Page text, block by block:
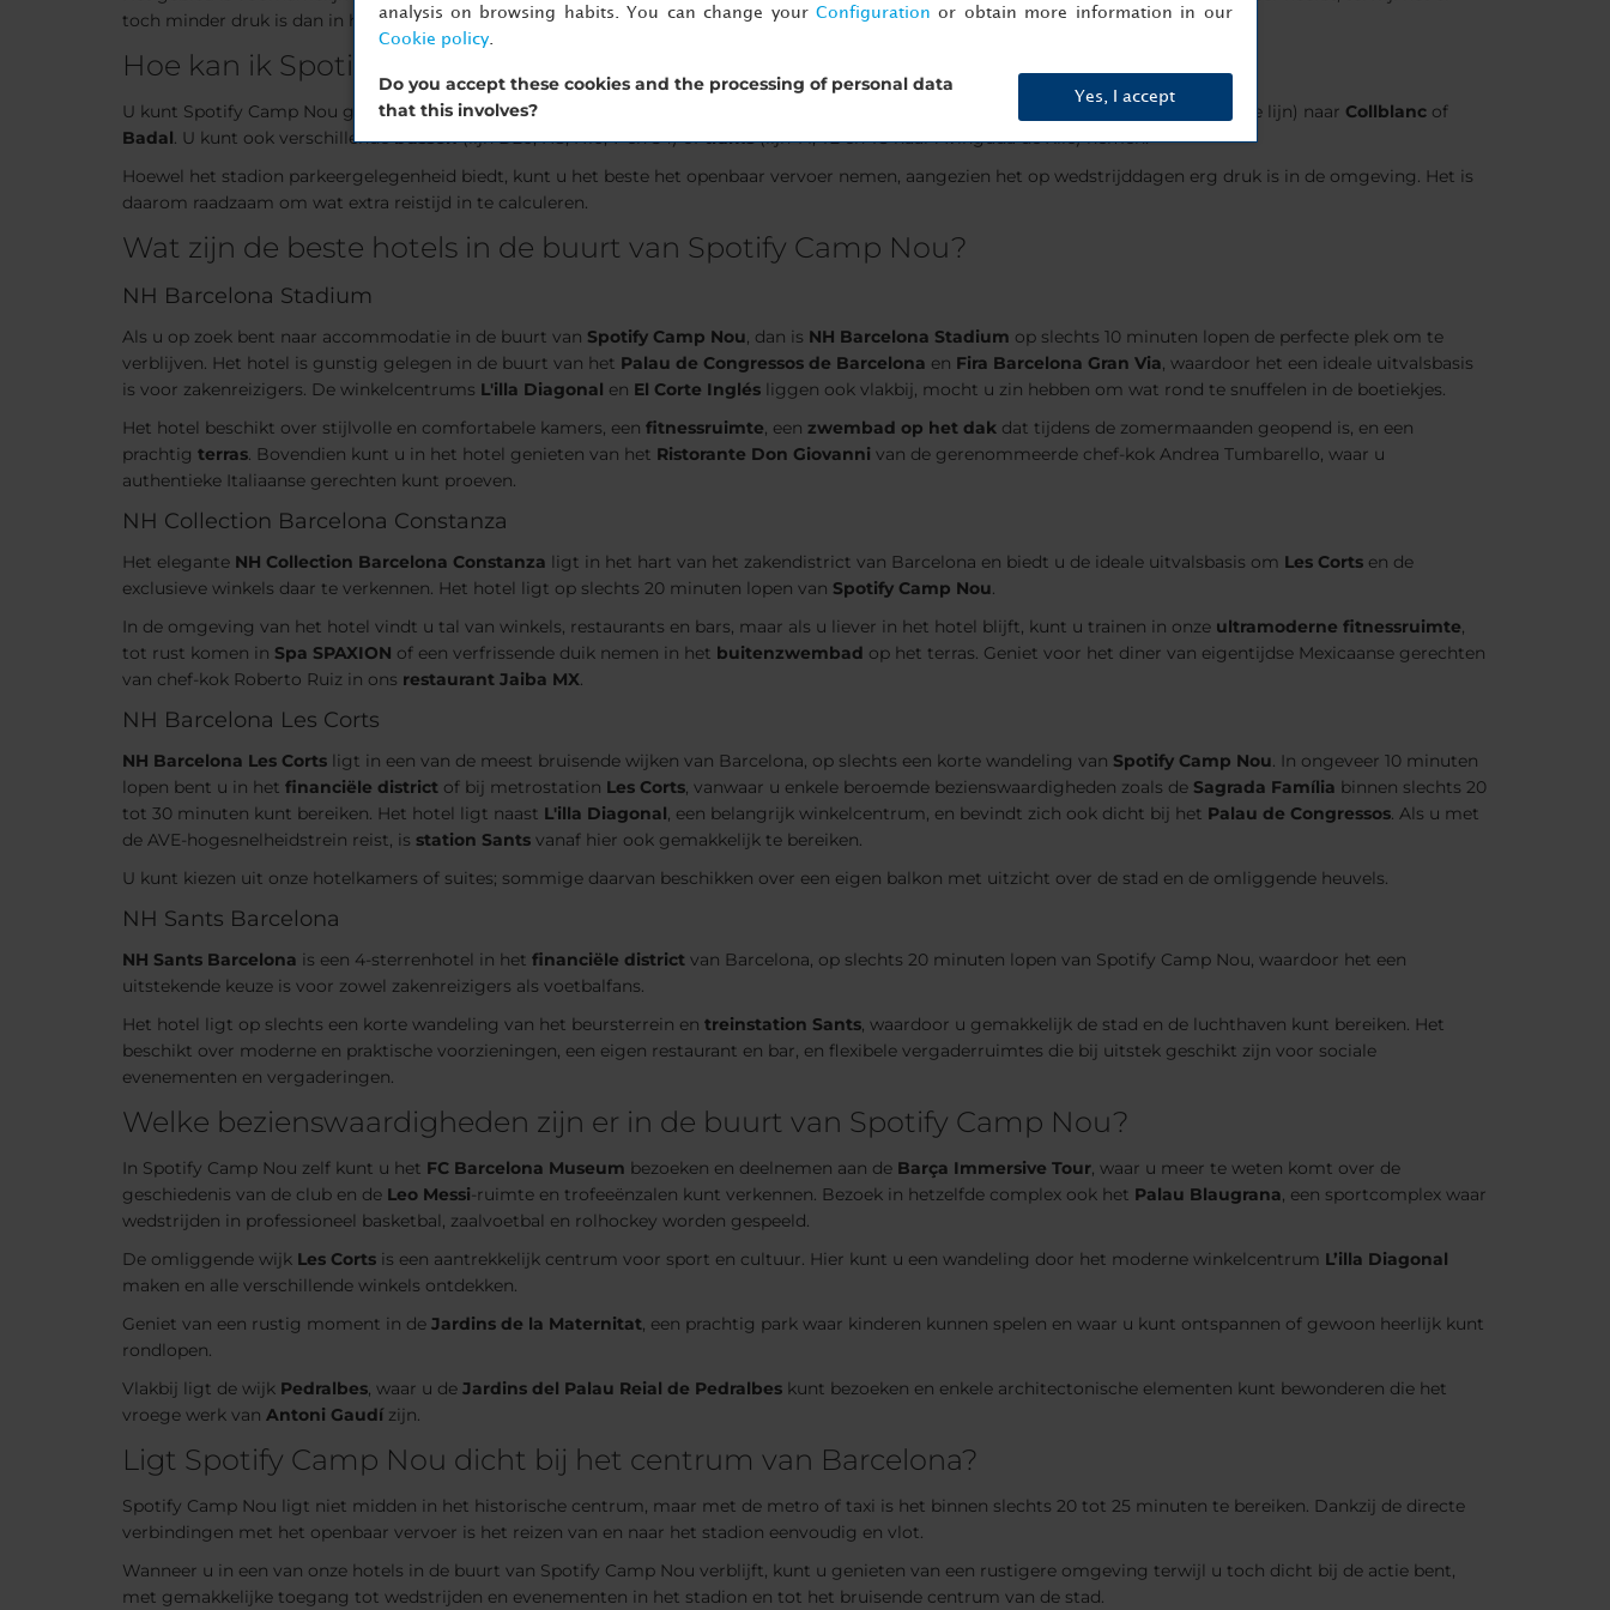
toch minder druk is dan in het historische centrum.
Hoe kan ik Spotify Camp Nou bereiken?
U kunt Spotify Camp Nou gemakkelijk bereiken met de metro: neem Les Corts lijn L5 (blauwe lijn) naar Collblanc of
Badal. U kunt ook verschillendebussen(lijn D20, H8, H10, 7 en 54) oftrams(lijn T1, T2 en T3 naar Avinguda de Xile) nemen.
Hoewel het stadion parkeergelegenheid biedt, kunt u het beste het openbaar vervoer nemen, aangezien het op wedstrijddagen erg druk is in de omgeving. Het is
daarom raadzaam om wat extra reistijd in te calculeren.
Wat zijn de beste hotels in de buurt van Spotify Camp Nou?
NH Barcelona Stadium
Als u op zoek bent naar accommodatie in de buurt van Spotify Camp Nou, dan is NH Barcelona Stadium op slechts 10 minuten lopen de perfecte plek om te
verblijven. Het hotel is gunstig gelegen in de buurt van het Palau de Congressos de Barcelona en Fira Barcelona Gran Via, waardoor het een ideale uitvalsbasis
is voor zakenreizigers. De winkelcentrums L'illa Diagonal en El Corte Inglés liggen ook vlakbij, mocht u zin hebben om wat rond te snuffelen in de boetiekjes.
Het hotel beschikt over stijlvolle en comfortabele kamers, een fitnessruimte, een zwembad op het dak dat tijdens de zomermaanden geopend is, en een
prachtig terras. Bovendien kunt u in het hotel genieten van het Ristorante Don Giovanni van de gerenommeerde chef-kok Andrea Tumbarello, waar u
authentieke Italiaanse gerechten kunt proeven.
NH Collection Barcelona Constanza
Het elegante NH Collection Barcelona Constanza ligt in het hart van het zakendistrict van Barcelona en biedt u de ideale uitvalsbasis om Les Corts en de
exclusieve winkels daar te verkennen. Het hotel ligt op slechts 20 minuten lopen van Spotify Camp Nou.
In de omgeving van het hotel vindt u tal van winkels, restaurants en bars, maar als u liever in het hotel blijft, kunt u trainen in onze ultramoderne fitnessruimte,
tot rust komen in Spa SPAXION of een verfrissende duik nemen in het buitenzwembad op het terras. Geniet voor het diner van eigentijdse Mexicaanse gerechten
van chef-kok Roberto Ruiz in ons restaurant Jaiba MX.
NH Barcelona Les Corts
NH Barcelona Les Corts ligt in een van de meest bruisende wijken van Barcelona, op slechts een korte wandeling van Spotify Camp Nou. In ongeveer 10 minuten
lopen bent u in het financiële district of bij metrostation Les Corts, vanwaar u enkele beroemde bezienswaardigheden zoals de Sagrada Família binnen slechts 20
tot 30 minuten kunt bereiken. Het hotel ligt naast L'illa Diagonal, een belangrijk winkelcentrum, en bevindt zich ook dicht bij het Palau de Congressos. Als u met
de AVE-hogesnelheidstrein reist, is station Sants vanaf hier ook gemakkelijk te bereiken.
U kunt kiezen uit onze hotelkamers of suites; sommige daarvan beschikken over een eigen balkon met uitzicht over de stad en de omliggende heuvels.
NH Sants Barcelona
NH Sants Barcelona is een 4-sterrenhotel in het financiële district van Barcelona, op slechts 20 minuten lopen van Spotify Camp Nou, waardoor het een
uitstekende keuze is voor zowel zakenreizigers als voetbalfans.
Het hotel ligt op slechts een korte wandeling van het beursterrein en treinstation Sants, waardoor u gemakkelijk de stad en de luchthaven kunt bereiken. Het
beschikt over moderne en praktische voorzieningen, een eigen restaurant en bar, en flexibele vergaderruimtes die bij uitstek geschikt zijn voor sociale
evenementen en vergaderingen.
Welke bezienswaardigheden zijn er in de buurt van Spotify Camp Nou?
In Spotify Camp Nou zelf kunt u het FC Barcelona Museum bezoeken en deelnemen aan de Barça Immersive Tour, waar u meer te weten komt over de
geschiedenis van de club en de Leo Messi-ruimte en trofeeënzalen kunt verkennen. Bezoek in hetzelfde complex ook het Palau Blaugrana, een sportcomplex waar
wedstrijden in professioneel basketbal, zaalvoetbal en rolhockey worden gespeeld.
De omliggende wijk Les Corts is een aantrekkelijk centrum voor sport en cultuur. Hier kunt u een wandeling door het moderne winkelcentrum L’illa Diagonal
maken en alle verschillende winkels ontdekken.
Geniet van een rustig moment in de Jardins de la Maternitat, een prachtig park waar kinderen kunnen spelen en waar u kunt ontspannen of gewoon heerlijk kunt
rondlopen.
Vlakbij ligt de wijk Pedralbes, waar u de Jardins del Palau Reial de Pedralbes kunt bezoeken en enkele architectonische elementen kunt bewonderen die het
vroege werk van Antoni Gaudí zijn.
Ligt Spotify Camp Nou dicht bij het centrum van Barcelona?
Spotify Camp Nou ligt niet midden in het historische centrum, maar met de metro of taxi is het binnen slechts 20 tot 25 minuten te bereiken. Dankzij de directe
verbindingen met het openbaar vervoer is het reizen van en naar het stadion eenvoudig en vlot.
Wanneer u in een van onze hotels in de buurt van Spotify Camp Nou verblijft, kunt u genieten van een rustigere omgeving terwijl u toch dicht bij de actie bent,
met gemakkelijke toegang tot wedstrijden en evenementen in het stadion en tot het bruisende centrum van de stad.
analysis on browsing habits. You can change your Configuration or obtain more information in our
Cookie policy.
Do you accept these cookies and the processing of personal data
that this involves?
Yes, I accept